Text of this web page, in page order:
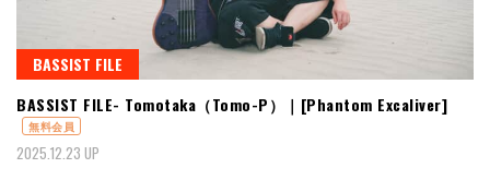
BASSIST FILE
BASSIST FILE- Tomotaka（Tomo-P）｜[Phantom Excaliver]
無料会員
2025.12.23 UP